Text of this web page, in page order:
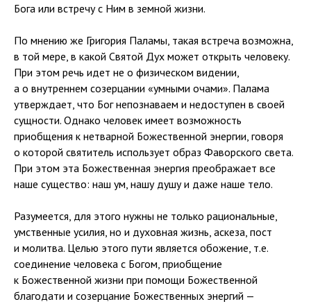
Бога или встречу с Ним в земной жизни.
По мнению же Григория Паламы, такая встреча возможна,
в той мере, в какой Святой Дух может открыть человеку.
При этом речь идет не о физическом видении,
а о внутреннем созерцании «умными очами». Палама
утверждает, что Бог непознаваем и недоступен в своей
сущности. Однако человек имеет возможность
приобщения к нетварной Божественной энергии, говоря
о которой святитель использует образ Фаворского света.
При этом эта Божественная энергия преображает все
наше существо: наш ум, нашу душу и даже наше тело.
Разумеется, для этого нужны не только рациональные,
умственные усилия, но и духовная жизнь, аскеза, пост
и молитва. Целью этого пути является обожение, т.е.
соединение человека с Богом, приобщение
к Божественной жизни при помощи Божественной
благодати и созерцание Божественных энергий —